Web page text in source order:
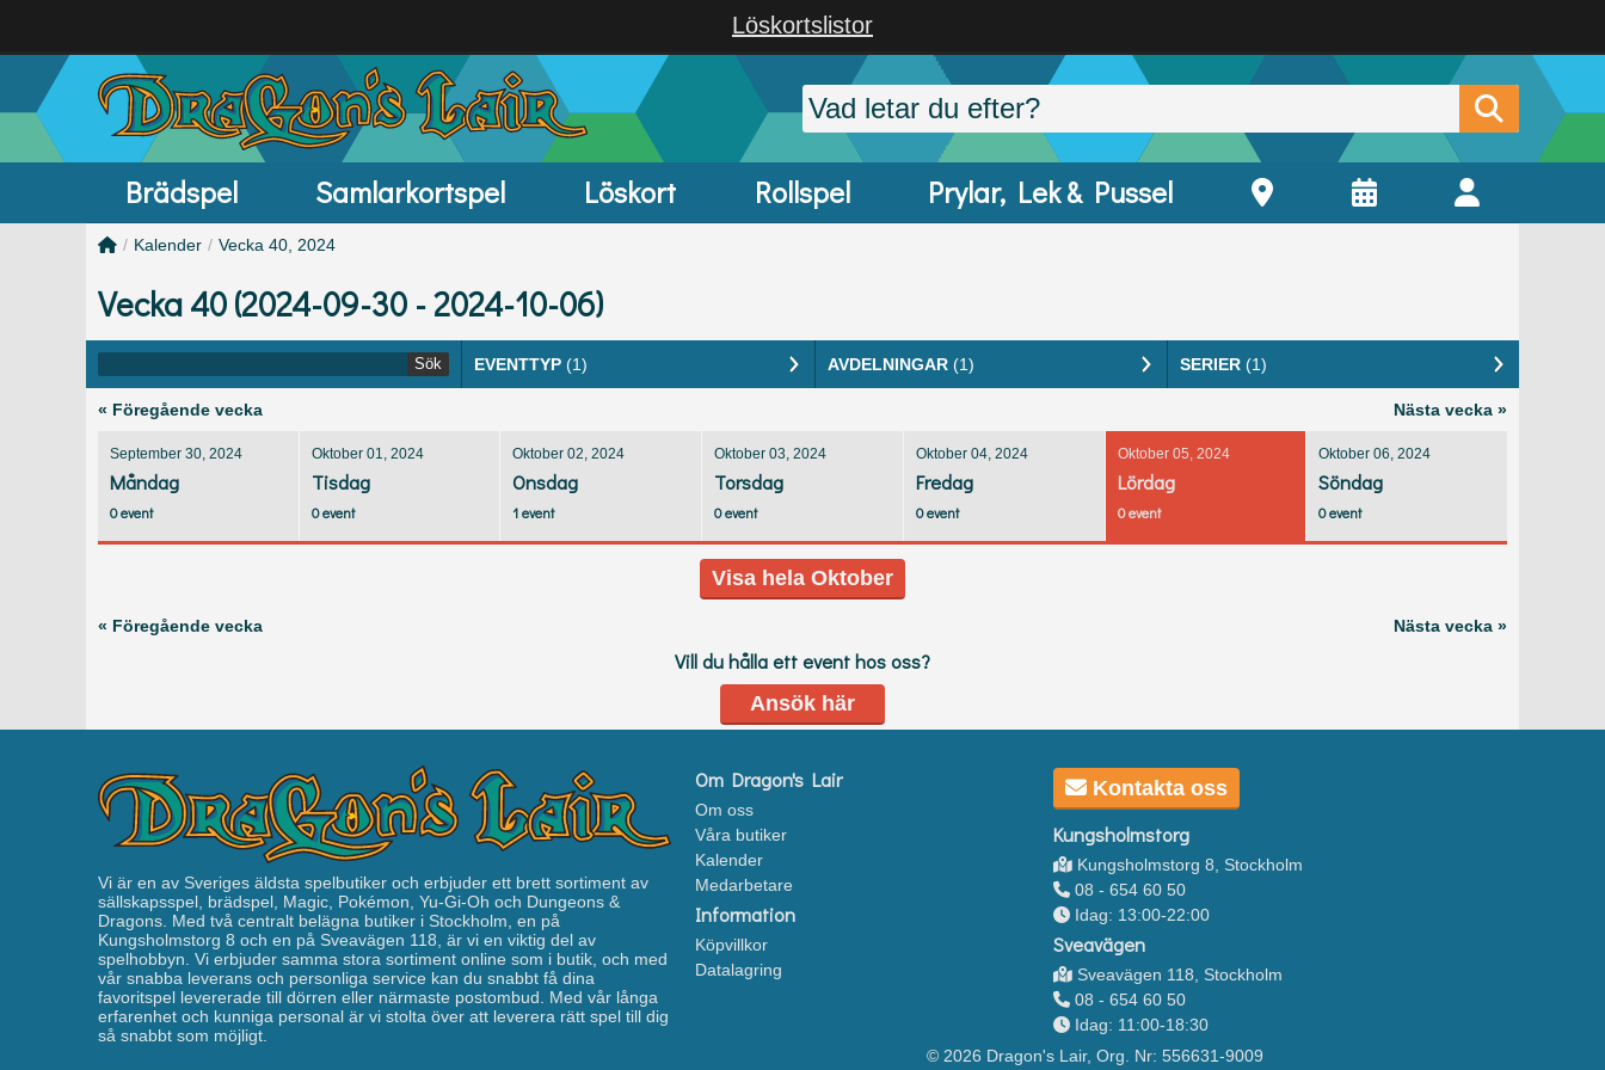
Löskortslistor
Brädspel Samlarkortspel Löskort Rollspel Prylar, Lek & Pussel
/ Kalender / Vecka 40, 2024
Vecka 40 (2024-09-30 - 2024-10-06)
Sök EVENTTYP(1) AVDELNINGAR (1) SERIER (1)
« Föregående vecka Nästa vecka »
September 30, 2024
Måndag
0 event
Oktober 01, 2024
Tisdag
0 event
Oktober 02, 2024
Onsdag
1 event
Oktober 03, 2024
Torsdag
0 event
Oktober 04, 2024
Fredag
0 event
Oktober 05, 2024
Lördag
0 event
Oktober 06, 2024
Söndag
0 event
Visa hela Oktober
« Föregående vecka Nästa vecka »
Vill du hålla ett event hos oss?
Ansök här
Vi är en av Sveriges äldsta spelbutiker och erbjuder ett brett sortiment av
sällskapsspel, brädspel, Magic, Pokémon, Yu-Gi-Oh och Dungeons &
Dragons. Med två centralt belägna butiker i Stockholm, en på
Kungsholmstorg 8 och en på Sveavägen 118, är vi en viktig del av
spelhobbyn. Vi erbjuder samma stora sortiment online som i butik, och med
vår snabba leverans och personliga service kan du snabbt få dina
favoritspel levererade till dörren eller närmaste postombud. Med vår långa
erfarenhet och kunniga personal är vi stolta över att leverera rätt spel till dig
så snabbt som möjligt.
Om Dragon's Lair
Om oss
Våra butiker
Kalender
Medarbetare
Information
Köpvillkor
Datalagring
Kontakta oss
Kungsholmstorg
Kungsholmstorg 8, Stockholm
08 - 654 60 50
Idag: 13:00-22:00
Sveavägen
Sveavägen 118, Stockholm
08 - 654 60 50
Idag: 11:00-18:30
© 2026 Dragon's Lair, Org. Nr: 556631-9009